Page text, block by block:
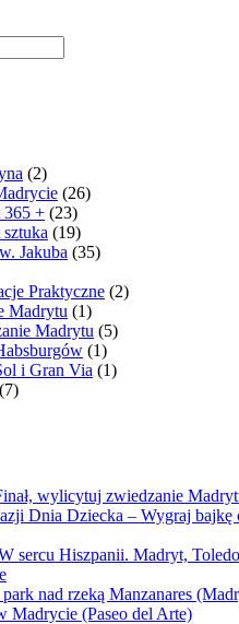
(2)
(26)
365 + (23)
(19)
Jakuba (35)
Praktyczne (2)
Madrytu (1)
Madrytu (5)
(1)
i Gran Via (1)
(7)
wylicytuj zwiedzanie
Dnia Dziecka – Wygraj bajkę
sercu Hiszpanii. Madryt,
nad rzeką Manzanares
Madrycie (Paseo del Arte)